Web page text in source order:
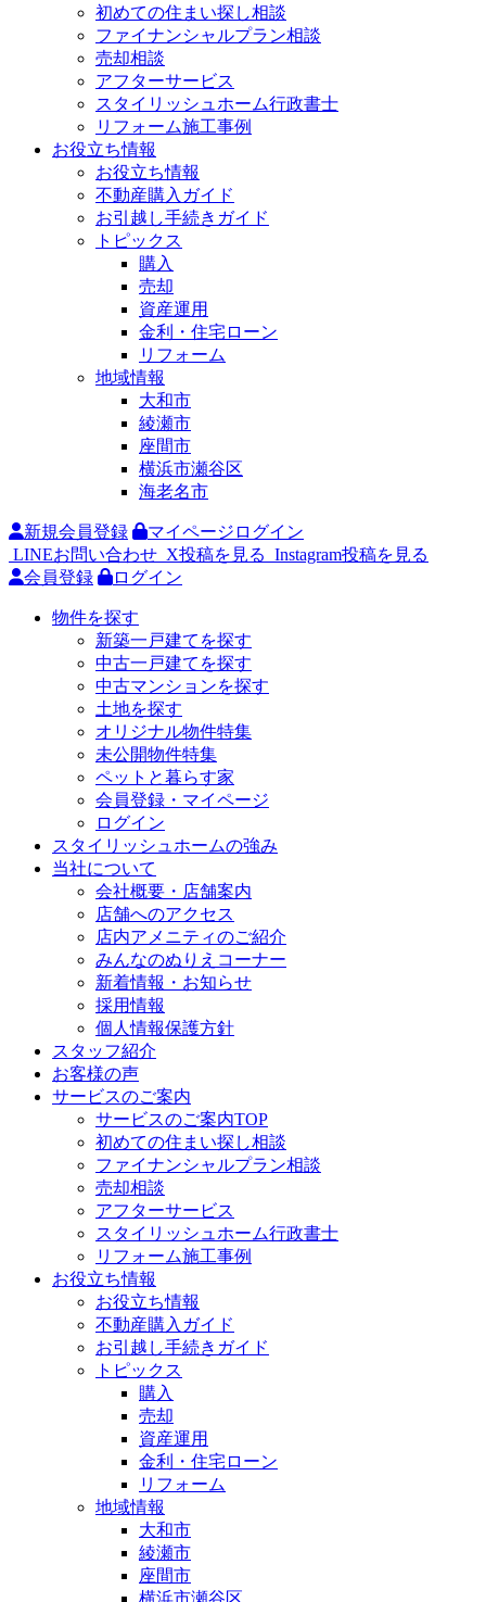
初めての住まい探し相談
ファイナンシャルプラン相談
売却相談
アフターサービス
スタイリッシュホーム行政書士
リフォーム施工事例
お役立ち情報
お役立ち情報
不動産購入ガイド
お引越し手続きガイド
トピックス
購入
売却
資産運用
金利・住宅ローン
リフォーム
地域情報
大和市
綾瀬市
座間市
横浜市瀬谷区
海老名市
新規会員登録
マイページログイン
LINEお問い合わせ X投稿を見る Instagram投稿を見る
会員登録
ログイン
物件を探す
新築一戸建てを探す
中古一戸建てを探す
中古マンションを探す
土地を探す
オリジナル物件特集
未公開物件特集
ペットと暮らす家
会員登録・マイページ
ログイン
スタイリッシュホームの強み
当社について
会社概要・店舗案内
店舗へのアクセス
店内アメニティのご紹介
みんなのぬりえコーナー
新着情報・お知らせ
採用情報
個人情報保護方針
スタッフ紹介
お客様の声
サービスのご案内
サービスのご案内TOP
初めての住まい探し相談
ファイナンシャルプラン相談
売却相談
アフターサービス
スタイリッシュホーム行政書士
リフォーム施工事例
お役立ち情報
お役立ち情報
不動産購入ガイド
お引越し手続きガイド
トピックス
購入
売却
資産運用
金利・住宅ローン
リフォーム
地域情報
大和市
綾瀬市
座間市
横浜市瀬谷区